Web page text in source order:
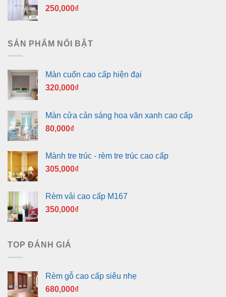
250,000₫
SẢN PHẨM NỔI BẬT
Màn cuốn cao cấp hiện đại
320,000₫
Màn cửa cản sáng hoa văn xanh cao cấp
80,000₫
Mành tre trúc - rèm tre trúc cao cấp
305,000₫
Rèm vải cao cấp M167
350,000₫
TOP ĐÁNH GIÁ
Rèm gỗ cao cấp siêu nhẹ
680,000₫